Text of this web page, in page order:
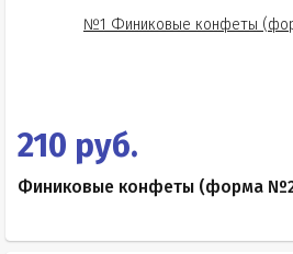
210 руб.
Финиковые конфеты (форма